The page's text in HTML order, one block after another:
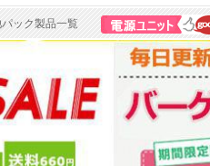
ック製品一覧